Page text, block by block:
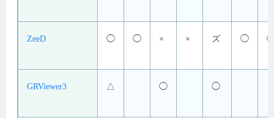
ZeeD ◯ ◯ × × ズ ◯
GRViewer3 △ ◯ ◯